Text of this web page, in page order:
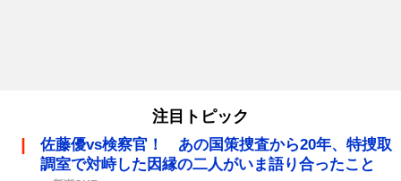
注目トピック
佐藤優vs検察官！ あの国策捜査から20年、特捜取
調室で対峙した因縁の二人がいま語り合ったこと